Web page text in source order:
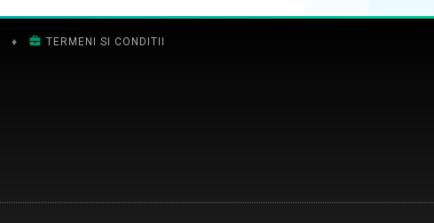
♦ TERMENI SI CONDITII